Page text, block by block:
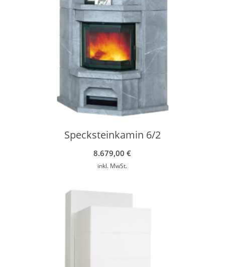
Specksteinkamin 6/2
8.679,00€
inkl. MwSt.